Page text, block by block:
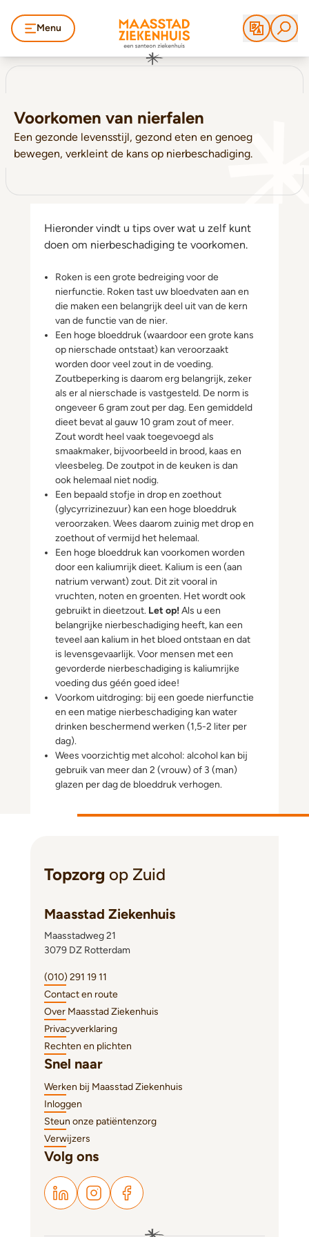
Menu
Voorkomen van nierfalen
Een gezonde levensstijl, gezond eten en genoeg
bewegen, verkleint de kans op nierbeschadiging.
Hieronder vindt u tips over wat u zelf kunt
doen om nierbeschadiging te voorkomen.
Roken is een grote bedreiging voor de
nierfunctie. Roken tast uw bloedvaten aan en
die maken een belangrijk deel uit van de kern
van de functie van de nier.
Een hoge bloeddruk (waardoor een grote kans
op nierschade ontstaat) kan veroorzaakt
worden door veel zout in de voeding.
Zoutbeperking is daarom erg belangrijk, zeker
als er al nierschade is vastgesteld. De norm is
ongeveer 6 gram zout per dag. Een gemiddeld
dieet bevat al gauw 10 gram zout of meer.
Zout wordt heel vaak toegevoegd als
smaakmaker, bijvoorbeeld in brood, kaas en
vleesbeleg. De zoutpot in de keuken is dan
ook helemaal niet nodig.
Een bepaald stofje in drop en zoethout
(glycyrrizinezuur) kan een hoge bloeddruk
veroorzaken. Wees daarom zuinig met drop en
zoethout of vermijd het helemaal.
Een hoge bloeddruk kan voorkomen worden
door een kaliumrijk dieet. Kalium is een (aan
natrium verwant) zout. Dit zit vooral in
vruchten, noten en groenten. Het wordt ook
gebruikt in dieetzout. Let op!Als u een
belangrijke nierbeschadiging heeft, kan een
teveel aan kalium in het bloed ontstaan en dat
is levensgevaarlijk. Voor mensen met een
gevorderde nierbeschadiging is kaliumrijke
voeding dus géén goed idee!
Voorkom uitdroging: bij een goede nierfunctie
en een matige nierbeschadiging kan water
drinken beschermend werken (1,5-2 liter per
dag).
Wees voorzichtig met alcohol: alcohol kan bij
gebruik van meer dan 2 (vrouw) of 3 (man)
glazen per dag de bloeddruk verhogen.
Topzorg op Zuid
Maasstad Ziekenhuis
Maasstadweg 21
3079 DZ Rotterdam
(010) 291 19 11
Contact en route
Over Maasstad Ziekenhuis
Privacyverklaring
Rechten en plichten
Snel naar
Werken bij Maasstad Ziekenhuis
Inloggen
Steun onze patiëntenzorg
Verwijzers
Volg ons